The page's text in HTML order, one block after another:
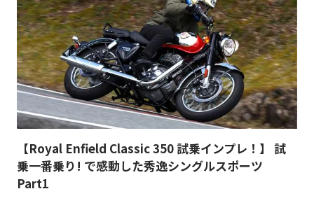
【Royal Enfield Classic 350 試乗インプレ！】 試
乗一番乗り! で感動した秀逸シングルスポーツ
Part1